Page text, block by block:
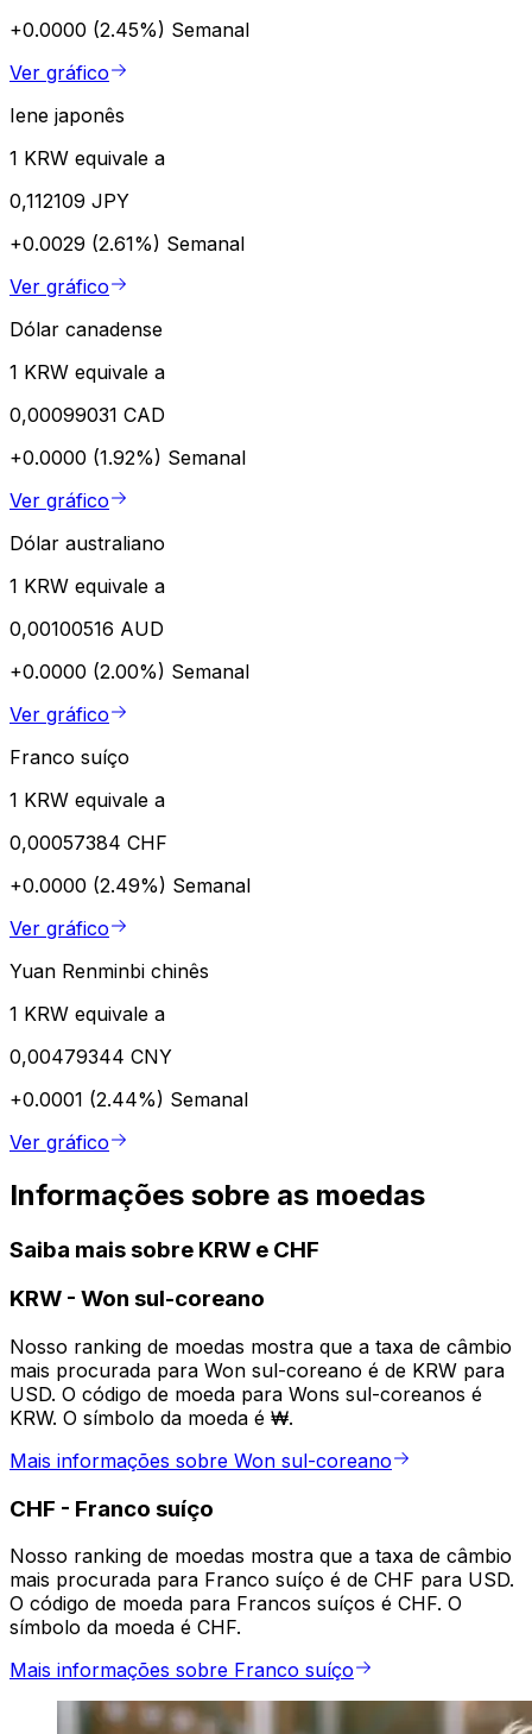
+0.0000 (2.45%) Semanal
Ver gráfico
Iene japonês
1 KRW equivale a
0,112109 JPY
+0.0029 (2.61%) Semanal
Ver gráfico
Dólar canadense
1 KRW equivale a
0,00099031 CAD
+0.0000 (1.92%) Semanal
Ver gráfico
Dólar australiano
1 KRW equivale a
0,00100516 AUD
+0.0000 (2.00%) Semanal
Ver gráfico
Franco suíço
1 KRW equivale a
0,00057384 CHF
+0.0000 (2.49%) Semanal
Ver gráfico
Yuan Renminbi chinês
1 KRW equivale a
0,00479344 CNY
+0.0001 (2.44%) Semanal
Ver gráfico
Informações sobre as moedas
Saiba mais sobre KRW e CHF
KRW - Won sul-coreano
Nosso ranking de moedas mostra que a taxa de câmbio
mais procurada para Won sul-coreano é de KRW para
USD. O código de moeda para Wons sul-coreanos é
KRW. O símbolo da moeda é ₩.
Mais informações sobre Won sul-coreano
CHF - Franco suíço
Nosso ranking de moedas mostra que a taxa de câmbio
mais procurada para Franco suíço é de CHF para USD.
O código de moeda para Francos suíços é CHF. O
símbolo da moeda é CHF.
Mais informações sobre Franco suíço